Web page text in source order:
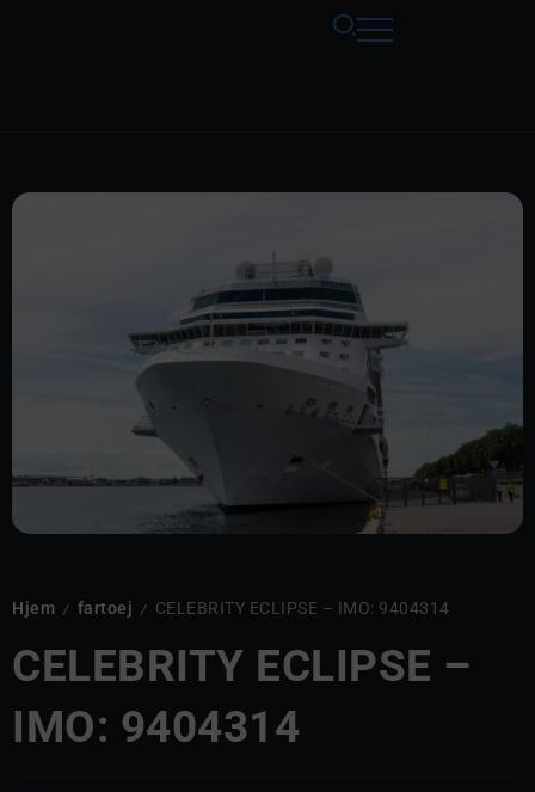
Hjem / fartoej / CELEBRITY ECLIPSE – IMO: 9404314
CELEBRITY ECLIPSE –
IMO: 9404314